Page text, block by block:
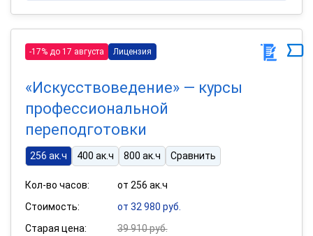
-17% до 17 августа Лицензия
«Искусствоведение» — курсы
профессиональной
переподготовки
256 ак.ч 400 ак.ч 800 ак.ч Сравнить
Кол-во часов:
от 256 ак.ч
Стоимость:
от 32 980 руб.
Старая цена:
39 910 руб.